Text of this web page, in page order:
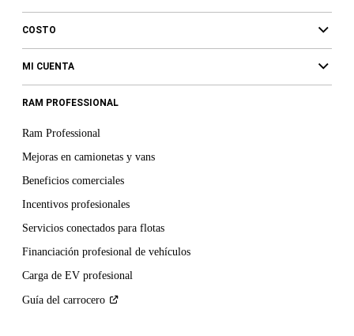
COSTO
MI CUENTA
RAM PROFESSIONAL
Ram Professional
Mejoras en camionetas y vans
Beneficios comerciales
Incentivos profesionales
Servicios conectados para flotas
Financiación profesional de vehículos
Carga de EV profesional
Guía del carrocero